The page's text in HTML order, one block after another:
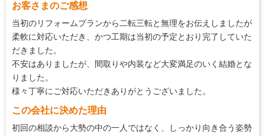
説明の分かりやすさ 5
施工の段取り・管理
作業中の配慮
仕上がり 5
価格の納得感
お客さまのご感想
当初のリフォームプランから二転三転と無理をお伝えしましたが
柔軟に対応いただき、かつ工期は当初の予定とおり完了していた
だきました。
不安はありましたが、間取りや内装など大変満足のいく結婚とな
りました。
様々丁寧にご対応いただきありがとうございました。
この会社に決めた理由
初回の相談から大勢の中の一人ではなく、しっかり向き合う姿勢